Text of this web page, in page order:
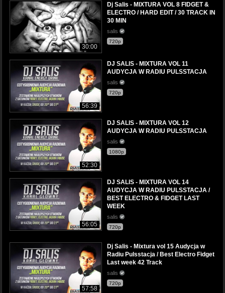
30:00
Dj Salis - MIXTURA VOL 8 FIDGET &
ELECTRO / HARD EDIT / 30 TRACK IN
30 MIN
salis
720p
56:39
DJ SALIS - MIXTURA VOL 11
AUDYCJA W RADIU PULSSTACJA
salis
720p
52:30
DJ SALIS - MIXTURA VOL 12
AUDYCJA W RADIU PULSSTACJA
salis
1080p
56:05
DJ SALIS - MIXTURA VOL 14
AUDYCJA W RADIU PULSSTACJA /
BEST ELECTRO & FIDGET LAST
WEEK
salis
720p
57:58
Dj Salis - Mixtura vol 15 Audycja w
Radiu Pulsstacja / Best Electro Fidget
Last week 42 Track
salis
720p